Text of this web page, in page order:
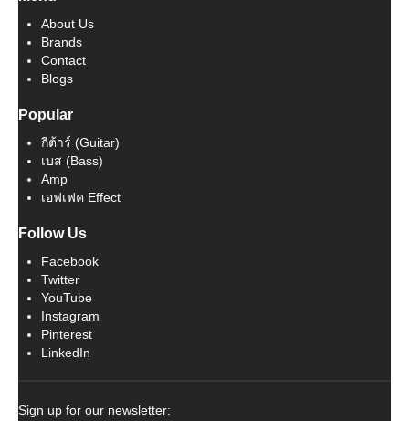
About Us
Brands
Contact
Blogs
Popular
กีต้าร์ (Guitar)
เบส (Bass)
Amp
เอฟเฟค Effect
Follow Us
Facebook
Twitter
YouTube
Instagram
Pinterest
LinkedIn
Sign up for our newsletter: